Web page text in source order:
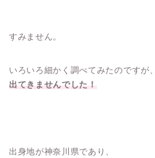
すみません。
いろいろ細かく調べてみたのですが、
出てきませんでした！
出身地が神奈川県であり、